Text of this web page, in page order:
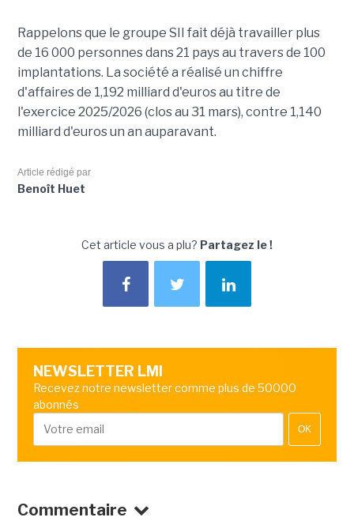
Rappelons que le groupe SII fait déjà travailler plus
de 16 000 personnes dans 21 pays au travers de 100
implantations. La société a réalisé un chiffre
d'affaires de 1,192 milliard d'euros au titre de
l'exercice 2025/2026 (clos au 31 mars), contre 1,140
milliard d'euros un an auparavant.
Article rédigé par
Benoît Huet
Cet article vous a plu? Partagez le !
NEWSLETTER LMI
Recevez notre newsletter comme plus de 50000
abonnés
OK
Commentaire